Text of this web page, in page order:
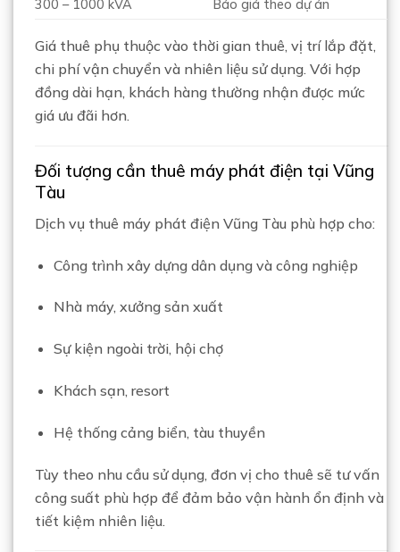
300 – 1000 kVA Báo giá theo dự án
Giá thuê phụ thuộc vào thời gian thuê, vị trí lắp đặt,
chi phí vận chuyển và nhiên liệu sử dụng. Với hợp
đồng dài hạn, khách hàng thường nhận được mức
giá ưu đãi hơn.
Đối tượng cần thuê máy phát điện tại Vũng
Tàu
Dịch vụ thuê máy phát điện Vũng Tàu phù hợp cho:
Công trình xây dựng dân dụng và công nghiệp
Nhà máy, xưởng sản xuất
Sự kiện ngoài trời, hội chợ
Khách sạn, resort
Hệ thống cảng biển, tàu thuyền
Tùy theo nhu cầu sử dụng, đơn vị cho thuê sẽ tư vấn
công suất phù hợp để đảm bảo vận hành ổn định và
tiết kiệm nhiên liệu.